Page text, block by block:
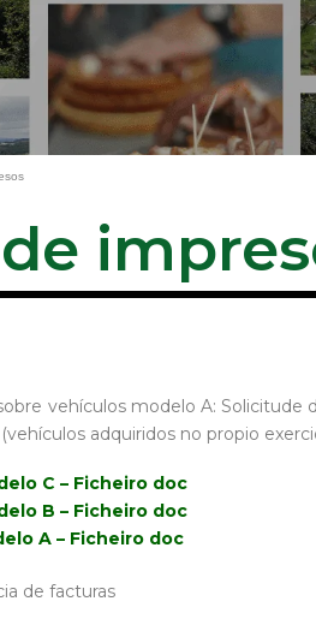
vehículos modelo A:
adquiridos no propio
C – Ficheiro doc
B – Ficheiro doc
A – Ficheiro doc
de facturas